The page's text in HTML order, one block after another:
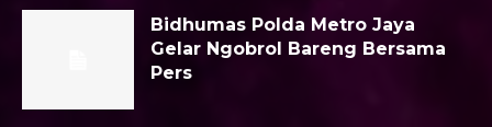
Bidhumas Polda Metro Jaya
Gelar Ngobrol Bareng Bersama
Pers